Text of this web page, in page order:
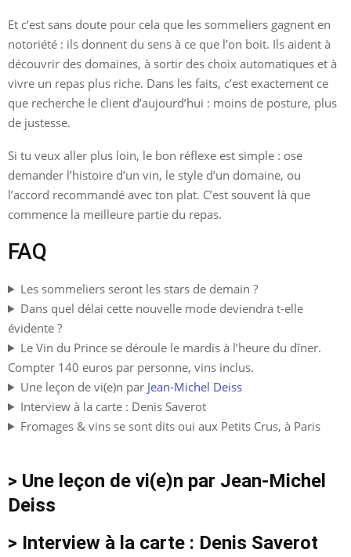
Et c’est sans doute pour cela que les sommeliers gagnent en
notoriété : ils donnent du sens à ce que l’on boit. Ils aident à
découvrir des domaines, à sortir des choix automatiques et à
vivre un repas plus riche. Dans les faits, c’est exactement ce
que recherche le client d’aujourd’hui : moins de posture, plus
de justesse.
Si tu veux aller plus loin, le bon réflexe est simple : ose
demander l’histoire d’un vin, le style d’un domaine, ou
l’accord recommandé avec ton plat. C’est souvent là que
commence la meilleure partie du repas.
FAQ
Les sommeliers seront les stars de demain ?
Dans quel délai cette nouvelle mode deviendra t-elle
évidente ?
Le Vin du Prince se déroule le mardis à l’heure du dîner.
Compter 140 euros par personne, vins inclus.
Une leçon de vi(e)n par Jean-Michel Deiss
Interview à la carte : Denis Saverot
Fromages & vins se sont dits oui aux Petits Crus, à Paris
> Une leçon de vi(e)n par Jean-Michel
Deiss
> Interview à la carte : Denis Saverot